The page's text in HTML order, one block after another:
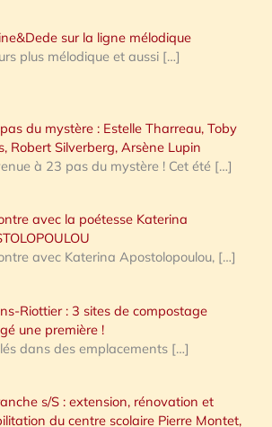
sur la ligne mélodique
plus mélodique et aussi […]
du mystère : Estelle Tharreau, Toby
Robert Silverberg, Arsène Lupin
à 23 pas du mystère ! Cet été […]
avec la poétesse Katerina
avec Katerina Apostolopoulou, […]
Riottier : 3 sites de compostage
une première !
dans des emplacements […]
s/S : extension, rénovation et
du centre scolaire Pierre Montet,